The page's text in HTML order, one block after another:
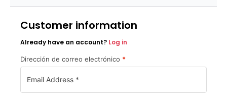
Customer information
Already have an account? Log in
Dirección de correo electrónico *